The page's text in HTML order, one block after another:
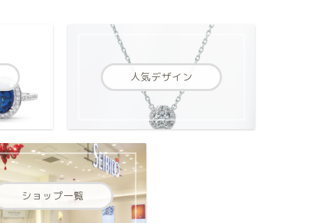
人気デザイン
ショップ一覧